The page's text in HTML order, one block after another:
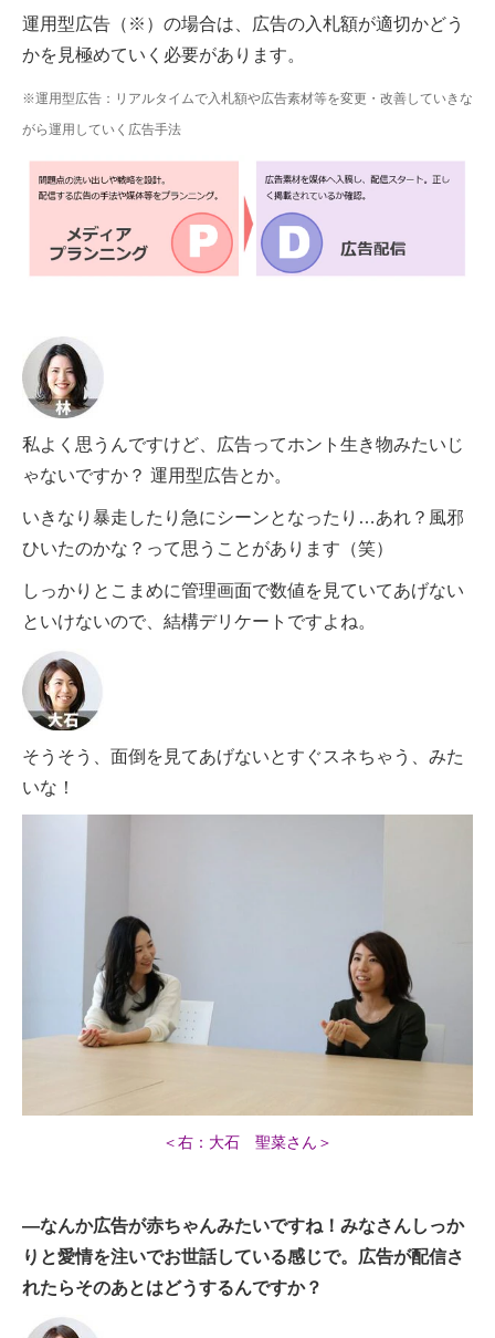
運用型広告（※）の場合は、広告の入札額が適切かどう
かを見極めていく必要があります。
※運用型広告：リアルタイムで入札額や広告素材等を変更・改善していきな
がら運用していく広告手法
私よく思うんですけど、広告ってホント生き物みたいじ
ゃないですか？ 運用型広告とか。
いきなり暴走したり急にシーンとなったり…あれ？風邪
ひいたのかな？って思うことがあります（笑）
しっかりとこまめに管理画面で数値を見ていてあげない
といけないので、結構デリケートですよね。
そうそう、面倒を見てあげないとすぐスネちゃう、みた
いな！
＜右：大石 聖菜さん＞
―なんか広告が赤ちゃんみたいですね！みなさんしっか
りと愛情を注いでお世話している感じで。広告が配信さ
れたらそのあとはどうするんですか？